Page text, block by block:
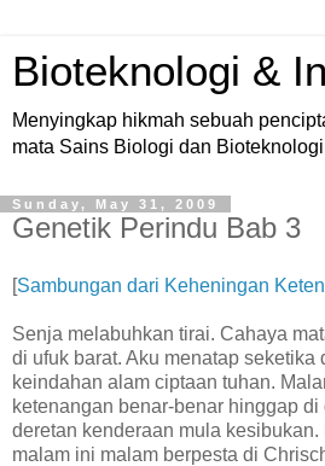
Bioteknologi &
Menyingkap hikmah sebuah
mata Sains Biologi dan
Sunday, May 31, 2009
Genetik Perindu Bab 3
[Sambungan dari Keheningan
Senja melabuhkan tirai. Cahaya
di ufuk barat. Aku menatap seketika
keindahan alam ciptaan tuhan.
ketenangan benar-benar hinggap
deretan kenderaan mula kesibukan.
malam ini malam berpesta di